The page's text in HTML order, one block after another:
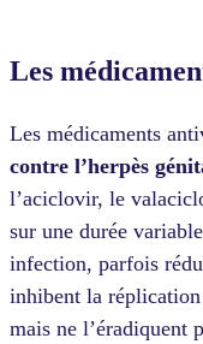
Les
Les médicaments
contre l’herpès
l’aciclovir, le
sur une durée
infection, parfois
inhibent la
mais ne l’éradiquent